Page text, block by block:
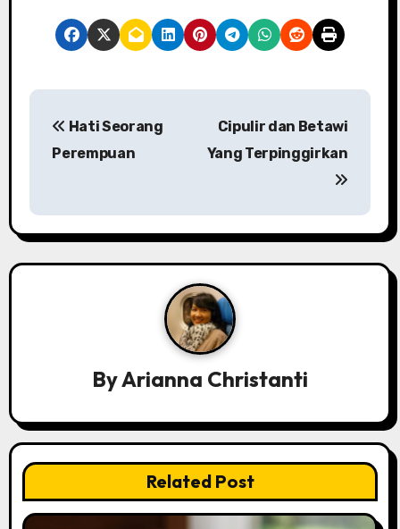
P
t
n
a
t
i
Hati Seorang
Perempuan
Cipulir dan Betawi
Yang Terpinggirkan
ByArianna Christanti
Related Post